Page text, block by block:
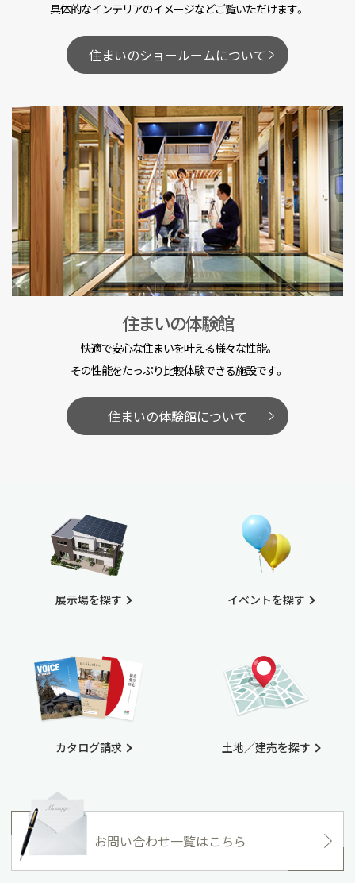
具体的なインテリアのイメージなどご覧いただけます。
住まいのショールームについて
住まいの体験館
快適で安心な住まいを叶える様々な性能。
その性能をたっぷり比較体験できる施設です。
住まいの体験館について
展示場を探す
カタログ請求
イベントを探す
土地／建売を探す
お問い合わせ一覧はこちら